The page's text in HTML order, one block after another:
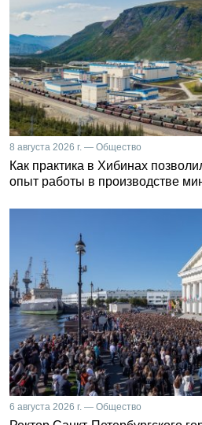
8 августа 2026 г. — Общество
Как практика в Хибинах
опыт работы в производстве
6 августа 2026 г. — Общество